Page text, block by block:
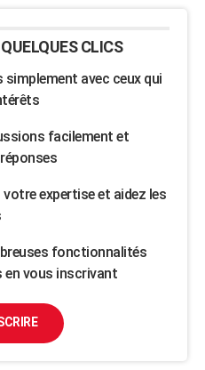
CLICS
avec ceux qui
facilement et
expertise et aidez les
fonctionnalités
en vous inscrivant